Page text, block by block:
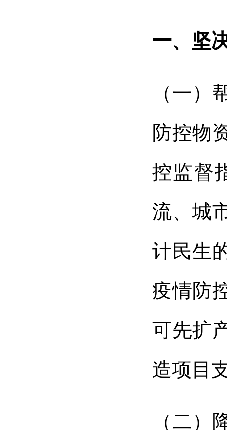
一、坚
（一
防控物
控监督
流、城
计民生
疫情防
可先扩
造项目
（二